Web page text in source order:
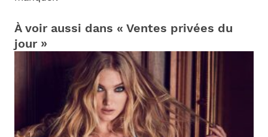
À voir aussi dans « Ventes privées du
jour »